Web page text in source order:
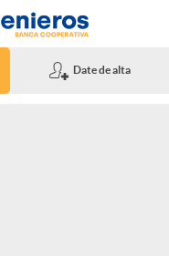
Date de alta